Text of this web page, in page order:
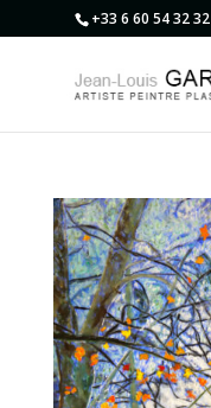
+33 6 60 54 32 32